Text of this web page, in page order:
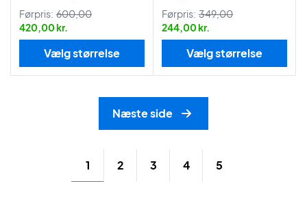
Førpris: 600,00
420,00 kr.
Vælg størrelse
Førpris: 349,00
244,00 kr.
Vælg størrelse
Næste side
1 2 3 4 5